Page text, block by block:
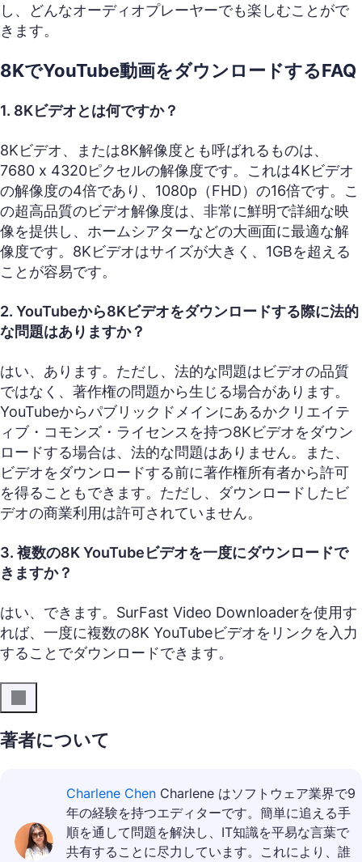
し、どんなオーディオプレーヤーでも楽しむことがで
きます。
8KでYouTube動画をダウンロードするFAQ
1. 8Kビデオとは何ですか？
8Kビデオ、または8K解像度とも呼ばれるものは、
7680 x 4320ピクセルの解像度です。これは4Kビデオ
の解像度の4倍であり、1080p（FHD）の16倍です。こ
の超高品質のビデオ解像度は、非常に鮮明で詳細な映
像を提供し、ホームシアターなどの大画面に最適な解
像度です。8Kビデオはサイズが大きく、1GBを超える
ことが容易です。
2. YouTubeから8Kビデオをダウンロードする際に法的
な問題はありますか？
はい、あります。ただし、法的な問題はビデオの品質
ではなく、著作権の問題から生じる場合があります。
YouTubeからパブリックドメインにあるかクリエイテ
ィブ・コモンズ・ライセンスを持つ8Kビデオをダウン
ロードする場合は、法的な問題はありません。また、
ビデオをダウンロードする前に著作権所有者から許可
を得ることもできます。ただし、ダウンロードしたビ
デオの商業利用は許可されていません。
3. 複数の8K YouTubeビデオを一度にダウンロードで
きますか？
はい、できます。SurFast Video Downloaderを使用す
れば、一度に複数の8K YouTubeビデオをリンクを入力
することでダウンロードできます。
著者について
Charlene Chen Charlene はソフトウェア業界で9
年の経験を持つエディターです。簡単に追える手
順を通して問題を解決し、IT知識を平易な言葉で
共有することに尽力しています。これにより、誰